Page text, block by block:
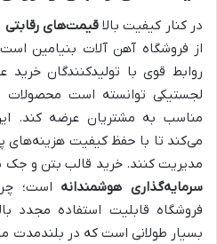
در کنار کیفیت بالاقیمت‌های رقابتی
از فروشگاه آهن آلات بنیامین
روابط قوی با تولیدکنندگان
لجستیکی توانسته است محصولات
مناسب به مشتریان عرضه کند.
می‌کند تا با حفظ کیفیت هزینه‌های
مدیریت کنند. خرید قالب بتن و جک
سرمایه‌گذاری هوشمندانه است؛
فروشگاه قابلیت استفاده مجدد
بسیار طولانی است که در بلندمدت